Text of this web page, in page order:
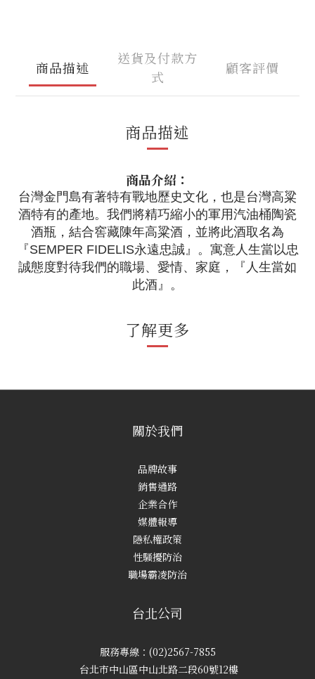
商品描述
送貨及付款方
式
顧客評價
商品描述
商品介紹：
台灣金門島有著特有戰地歷史文化，也是台灣高粱
酒特有的產地。我們將精巧縮小的軍用汽油桶陶瓷
酒瓶，結合窖藏陳年高粱酒，並將此酒取名為
『SEMPER FIDELIS永遠忠誠』。寓意人生當以忠
誠態度對待我們的職場、愛情、家庭，『人生當如
此酒』。
了解更多
關於我們
品牌故事
銷售通路
企業合作
媒體報導
隱私權政策
性騷擾防治
職場霸凌防治
台北公司
服務專線：(02)2567-7855
台北市中山區中山北路二段60號12樓